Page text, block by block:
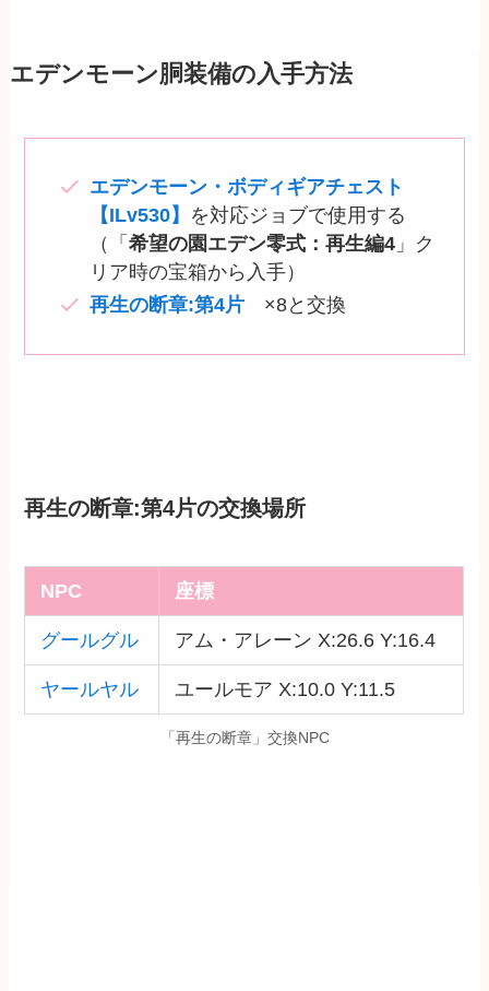
エデンモーン胴装備の入手方法
エデンモーン・ボディギアチェスト
【ILv530】
を対応ジョブで使用する
（「 希望の園エデン零式：再生編4」ク
リア時の宝箱から入手）
再生の断章:第4片×8と交換
再生の断章:第4片の交換場所
NPC 座標
グールグル アム・アレーン X:26.6 Y:16.4
ヤールヤル ユールモア X:10.0 Y:11.5
「再生の断章」交換NPC